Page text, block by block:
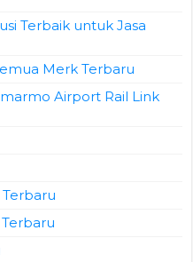
Terbaik untuk Jasa
Merk Terbaru
Airport Rail Link